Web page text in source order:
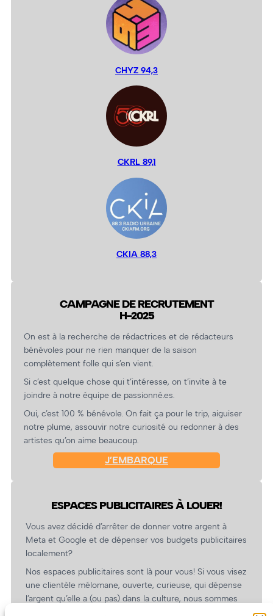
CHYZ 94,3
CKRL 89,1
CKIA 88,3
CAMPAGNE DE RECRUTEMENT
H-2025
On est à la recherche de rédactrices et de rédacteurs
bénévoles pour ne rien manquer de la saison
complètement folle qui s’en vient.
Si c’est quelque chose qui t’intéresse, on t’invite à te
joindre à notre équipe de passionné.es.
Oui, c’est 100 % bénévole. On fait ça pour le trip, aiguiser
notre plume, assouvir notre curiosité ou redonner à des
artistes qu’on aime beaucoup.
J’EMBARQUE
ESPACES PUBLICITAIRES À LOUER!
Vous avez décidé d’arrêter de donner votre argent à
Meta et Google et de dépenser vos budgets publicitaires
localement?
Nos espaces publicitaires sont là pour vous! Si vous visez
une clientèle mélomane, ouverte, curieuse, qui dépense
l’argent qu’elle a (ou pas) dans la culture, nous sommes